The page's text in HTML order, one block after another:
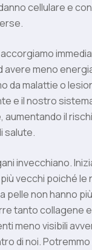
cellulare e
avere meno
da malattie o
e il nostro
aumentando il
salute.
invecchiano.
vecchi poiché le
pelle non hanno
tanto collagene
meno visibili
di noi. Potremmo